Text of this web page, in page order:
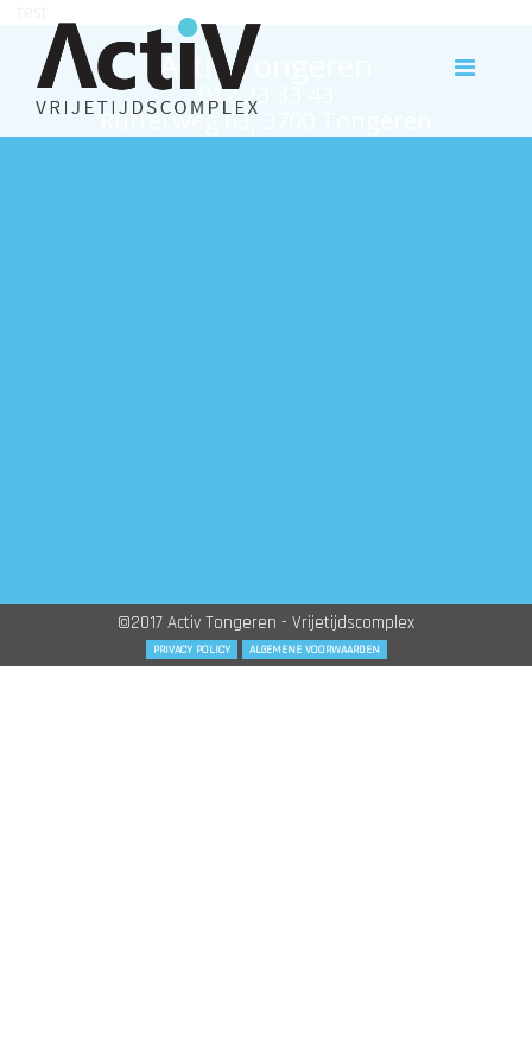
Activ Tongeren
012 23 33 43
Rutterweg 63, 3700 Tongeren
©2017 Activ Tongeren - Vrijetijdscomplex
PRIVACY POLICY ALGEMENE VOORWAARDEN